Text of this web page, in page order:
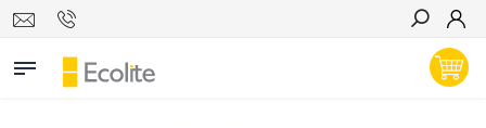
Hľadať